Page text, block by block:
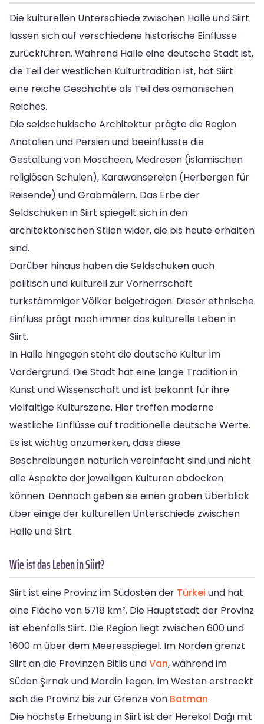
Die kulturellen Unterschiede zwischen Halle und Siirt
lassen sich auf verschiedene historische Einflüsse
zurückführen. Während Halle eine deutsche Stadt ist,
die Teil der westlichen Kulturtradition ist, hat Siirt
eine reiche Geschichte als Teil des osmanischen
Reiches.
Die seldschukische Architektur prägte die Region
Anatolien und Persien und beeinflusste die
Gestaltung von Moscheen, Medresen (islamischen
religiösen Schulen), Karawansereien (Herbergen für
Reisende) und Grabmälern. Das Erbe der
Seldschuken in Siirt spiegelt sich in den
architektonischen Stilen wider, die bis heute erhalten
sind.
Darüber hinaus haben die Seldschuken auch
politisch und kulturell zur Vorherrschaft
turkstämmiger Völker beigetragen. Dieser ethnische
Einfluss prägt noch immer das kulturelle Leben in
Siirt.
In Halle hingegen steht die deutsche Kultur im
Vordergrund. Die Stadt hat eine lange Tradition in
Kunst und Wissenschaft und ist bekannt für ihre
vielfältige Kulturszene. Hier treffen moderne
westliche Einflüsse auf traditionelle deutsche Werte.
Es ist wichtig anzumerken, dass diese
Beschreibungen natürlich vereinfacht sind und nicht
alle Aspekte der jeweiligen Kulturen abdecken
können. Dennoch geben sie einen groben Überblick
über einige der kulturellen Unterschiede zwischen
Halle und Siirt.
Wie ist das Leben in Siirt?
Siirt ist eine Provinz im Südosten der Türkei und hat
eine Fläche von 5718 km². Die Hauptstadt der Provinz
ist ebenfalls Siirt. Die Region liegt zwischen 600 und
1600 m über dem Meeresspiegel. Im Norden grenzt
Siirt an die Provinzen Bitlis undVan, während im
Süden Şırnak und Mardin liegen. Im Westen erstreckt
sich die Provinz bis zur Grenze von Batman.
Die höchste Erhebung in Siirt ist der Herekol Dağı mit